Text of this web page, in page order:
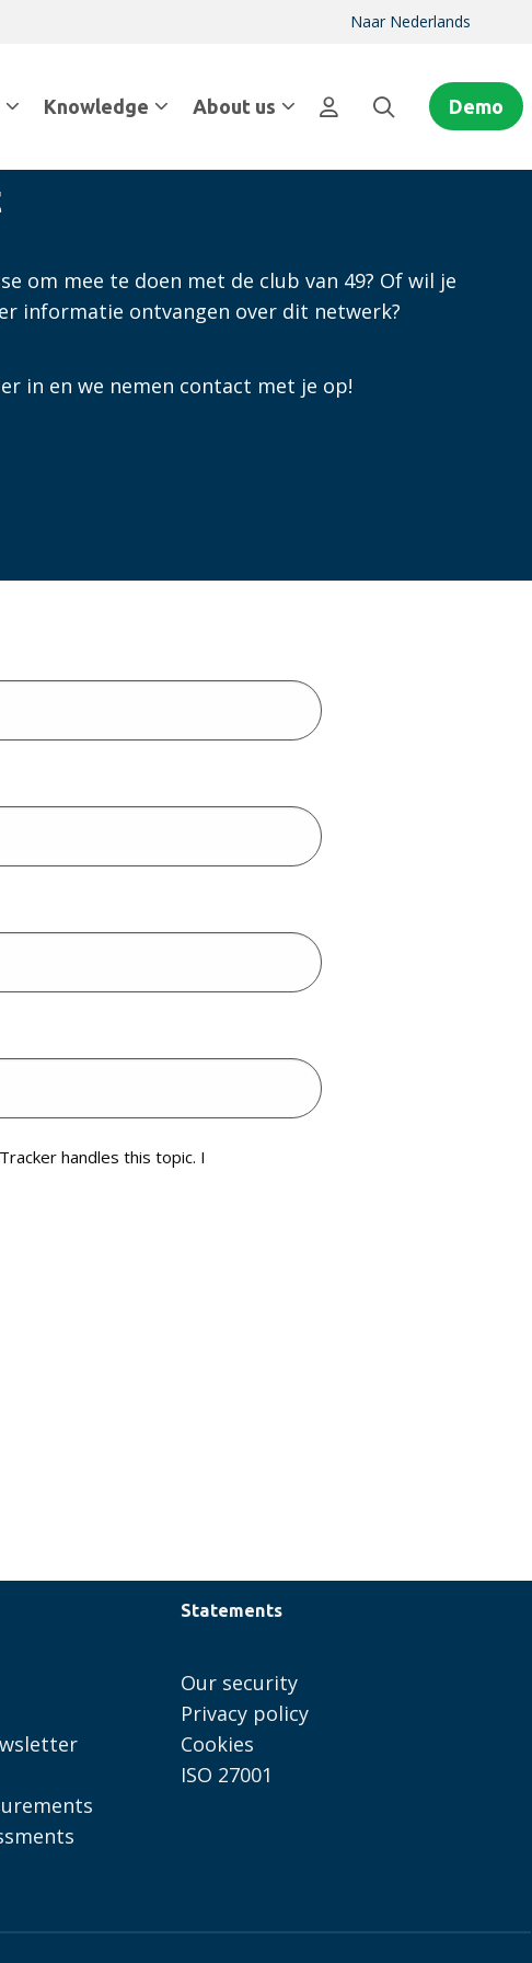
Naar Nederlands
Knowledge About us Demo
om mee te doen met de club van 49? Of wil je
informatie ontvangen over dit netwerk?
in en we nemen contact met je op!
handles this topic. I
Statements
Our security
Privacy policy
Cookies
ISO 27001